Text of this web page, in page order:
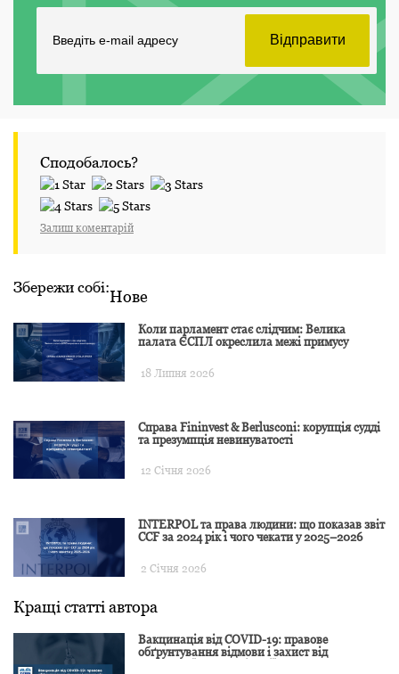
Сподобалось?
Залиш коментарій
Збережи собі:Нове
Коли парламент стає слідчим: Велика
палата ЄСПЛ окреслила межі примусу
18 Липня 2026
Справа Fininvest & Berlusconi: корупція судді
та презумпція невинуватості
12 Січня 2026
INTERPOL та права людини: що показав звіт
CCF за 2024 рік і чого чекати у 2025–2026
2 Січня 2026
Кращі статті автора
Вакцинація від COVID-19: правове
обґрунтування відмови і захист від